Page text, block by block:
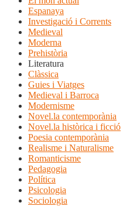
Espanaya
Investigació i Corrents
Medieval
Moderna
Prehistòria
Literatura
Clàssica
Guies i Viatges
Medieval i Barroca
Modernisme
Novel.la contemporània
Novel.la històrica i ficció
Poesia contemporània
Realisme i Naturalisme
Romanticisme
Pedagogia
Política
Psicologia
Sociologia